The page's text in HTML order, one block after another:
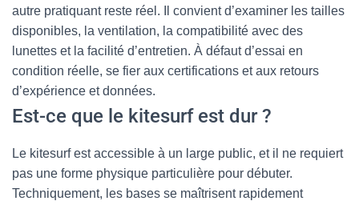
autre pratiquant reste réel. Il convient d’examiner les tailles
disponibles, la ventilation, la compatibilité avec des
lunettes et la facilité d’entretien. À défaut d’essai en
condition réelle, se fier aux certifications et aux retours
d’expérience et données.
Est-ce que le kitesurf est dur ?
Le kitesurf est accessible à un large public, et il ne requiert
pas une forme physique particulière pour débuter.
Techniquement, les bases se maîtrisent rapidement